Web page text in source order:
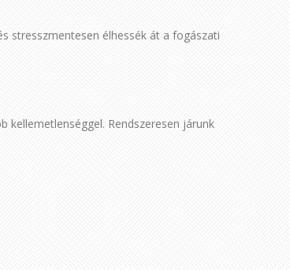
stresszmentesen élhessék át a fogászati
kellemetlenséggel. Rendszeresen járunk